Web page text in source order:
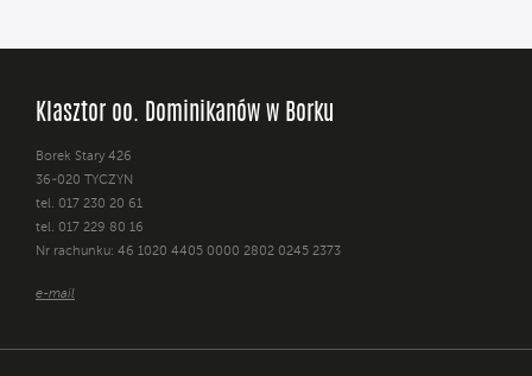
Klasztor oo. Dominikanów w Borku
Borek Stary 426
36-020 TYCZYN
tel. 017 230 20 61
tel. 017 229 80 16
Nr rachunku: 46 1020 4405 0000 2802 0245 2373
e-mail